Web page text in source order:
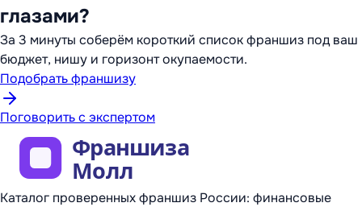
глазами?
За 3 минуты соберём короткий список франшиз под ваш
бюджет, нишу и горизонт окупаемости.
Подобрать франшизу
Поговорить с экспертом
Каталог проверенных франшиз России: финансовые